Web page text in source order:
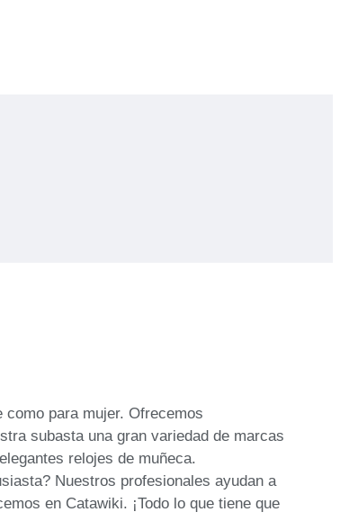
para mujer. Ofrecemos
subasta una gran variedad de marcas
relojes de muñeca.
Nuestros profesionales ayudan a
en Catawiki. ¡Todo lo que tiene que